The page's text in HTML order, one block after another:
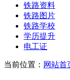
铁路资料
铁路图片
铁路学校
学历提升
电工证
当前位置： 网站首